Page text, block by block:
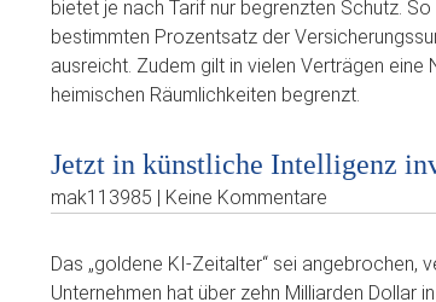
bietet je nach Tarif nur begrenzten Schutz.
bestimmten Prozentsatz der
ausreicht. Zudem gilt in vielen Verträgen
heimischen Räumlichkeiten begrenzt.
Jetzt in künstliche Intelligenz
mak113985 | Keine Kommentare
Das „goldene KI-Zeitalter“ sei angebrochen,
Unternehmen hat über zehn Milliarden Dollar